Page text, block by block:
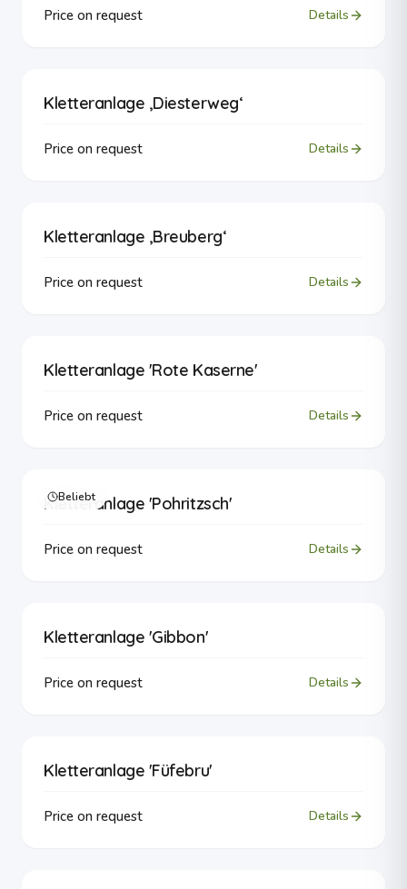
Price on request Details
Kletteranlage ‚Diesterweg‘
Price on request Details
Kletteranlage ‚Breuberg‘
Price on request Details
Kletteranlage 'Rote Kaserne'
Price on request Details
Beliebt
Kletteranlage 'Pohritzsch'
Price on request Details
Kletteranlage 'Gibbon'
Price on request Details
Kletteranlage 'Füfebru'
Price on request Details